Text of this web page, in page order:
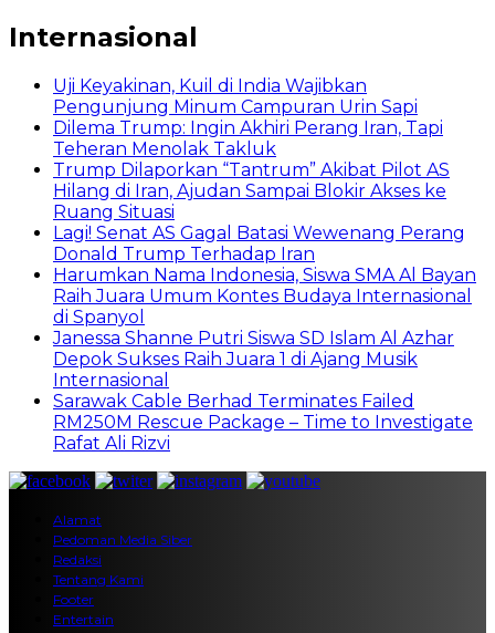
Internasional
Uji Keyakinan, Kuil di India Wajibkan
Pengunjung Minum Campuran Urin Sapi
Dilema Trump: Ingin Akhiri Perang Iran, Tapi
Teheran Menolak Takluk
Trump Dilaporkan “Tantrum” Akibat Pilot AS
Hilang di Iran, Ajudan Sampai Blokir Akses ke
Ruang Situasi
Lagi! Senat AS Gagal Batasi Wewenang Perang
Donald Trump Terhadap Iran
Harumkan Nama Indonesia, Siswa SMA Al Bayan
Raih Juara Umum Kontes Budaya Internasional
di Spanyol
Janessa Shanne Putri Siswa SD Islam Al Azhar
Depok Sukses Raih Juara 1 di Ajang Musik
Internasional
Sarawak Cable Berhad Terminates Failed
RM250M Rescue Package – Time to Investigate
Rafat Ali Rizvi
Alamat
Pedoman Media Siber
Redaksi
Tentang Kami
Footer
Entertain